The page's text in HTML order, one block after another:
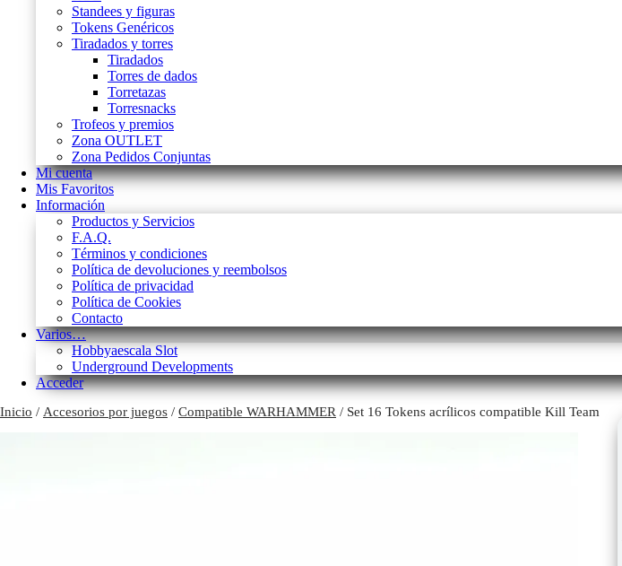
Standees y figuras
Tokens Genéricos
Tiradados y torres
Tiradados
Torres de dados
Torretazas
Torresnacks
Trofeos y premios
Zona OUTLET
Zona Pedidos Conjuntas
Mi cuenta
Mis Favoritos
Información
Productos y Servicios
F.A.Q.
Términos y condiciones
Política de devoluciones y reembolsos
Política de privacidad
Política de Cookies
Contacto
Varios…
Hobbyaescala Slot
Underground Developments
Acceder
Inicio / Accesorios por juegos / Compatible WARHAMMER / Set 16 Tokens acrílicos compatible Kill Team